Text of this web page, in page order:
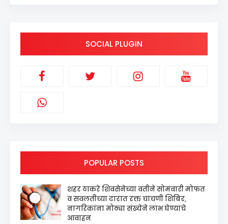
SOCIAL PLUGIN
POPULAR POSTS
शहर ठाकरे शिवसेनेच्या वतीने सोमवारी मोफत
व सवलतीच्या दारात रक्त चाचणी शिबिर,
नागरिकांना मोठ्या संख्येने लाभ घेण्याचे
आवाहन